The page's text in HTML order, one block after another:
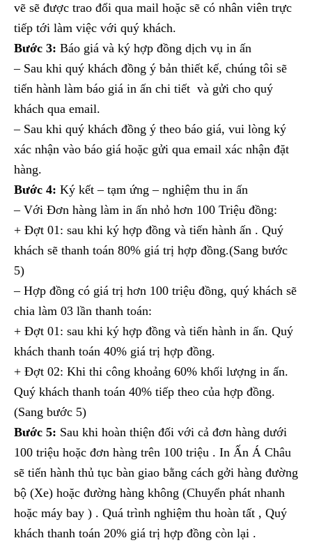
vẽ sẽ được trao đổi qua mail hoặc sẽ có nhân viên trực
tiếp tới làm việc với quý khách.
Bước 3: Báo giá và ký hợp đồng dịch vụ in ấn
– Sau khi quý khách đồng ý bản thiết kế, chúng tôi sẽ
tiến hành làm báo giá in ấn chi tiết và gửi cho quý
khách qua email.
– Sau khi quý khách đồng ý theo báo giá, vui lòng ký
xác nhận vào báo giá hoặc gửi qua email xác nhận đặt
hàng.
Bước 4: Ký kết – tạm ứng – nghiệm thu in ấn
– Với Đơn hàng làm in ấn nhỏ hơn 100 Triệu đồng:
+ Đợt 01: sau khi ký hợp đồng và tiến hành ấn . Quý
khách sẽ thanh toán 80% giá trị hợp đồng.(Sang bước
5)
– Hợp đồng có giá trị hơn 100 triệu đồng, quý khách sẽ
chia làm 03 lần thanh toán:
+ Đợt 01: sau khi ký hợp đồng và tiến hành in ấn. Quý
khách thanh toán 40% giá trị hợp đồng.
+ Đợt 02: Khi thi công khoảng 60% khối lượng in ấn.
Quý khách thanh toán 40% tiếp theo của hợp đồng.
(Sang bước 5)
Bước 5: Sau khi hoàn thiện đối với cả đơn hàng dưới
100 triệu hoặc đơn hàng trên 100 triệu . In Ấn Á Châu
sẽ tiến hành thủ tục bàn giao bằng cách gởi hàng đường
bộ (Xe) hoặc đường hàng không (Chuyển phát nhanh
hoặc máy bay ) . Quá trình nghiệm thu hoàn tất , Quý
khách thanh toán 20% giá trị hợp đồng còn lại .